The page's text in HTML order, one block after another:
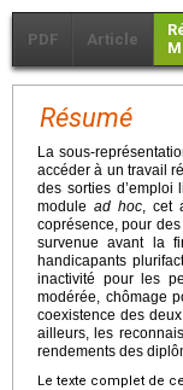
PDF Article
Résumé
La sous-
accéder à un travail
des sorties d’emploi
module ad hoc , cet
coprésence, pour
survenue avant la
handicapants
inactivité pour les
modérée, chômage
coexistence des
ailleurs, les
rendements des
Le texte complet de